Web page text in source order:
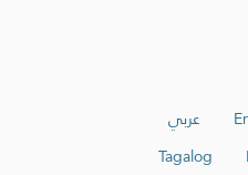
عربي
Tagalog